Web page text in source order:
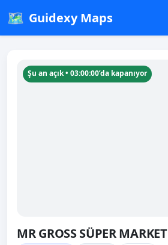
🗺️ Guidexy Maps
Şu an açık • 03:00:00’da kapanıyor
MR GROSS SÜPER MARKET